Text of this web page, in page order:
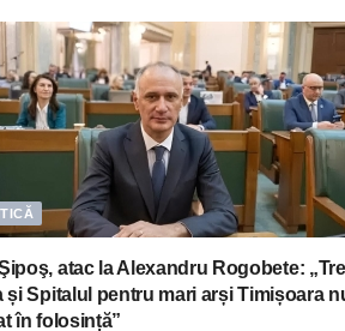
atac la Alexandru Rogobete:
și Spitalul pentru mari arși Timișoara
în folosință”